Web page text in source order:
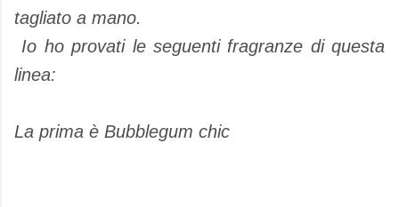
tagliato a mano.
Io ho provati le seguenti fragranze di questa
linea:
La prima è Bubblegum chic